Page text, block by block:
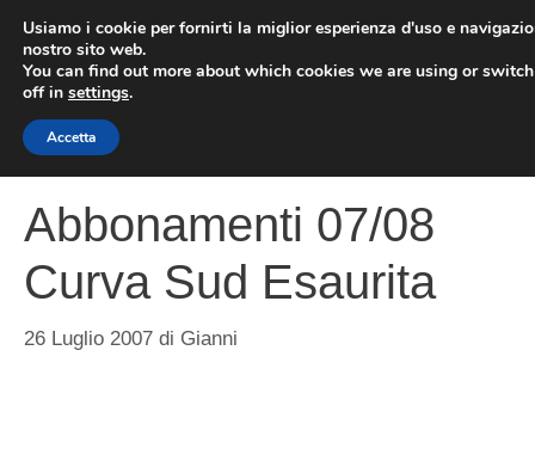
contenuto
Abbonamenti 07/08
Curva Sud Esaurita
26 Luglio 2007 di Gianni
Usiamo i cookie per fornirti la miglior esperienza d'uso e
nostro sito web.
You can find out more about which cookies we are using or
off in settings.
Accetta